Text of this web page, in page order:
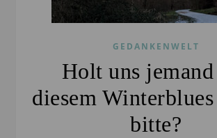
GEDANKENWELT
Holt uns jemand
diesem
bitte?